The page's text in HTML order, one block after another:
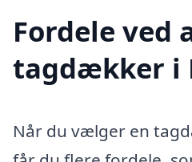
Fordele ved
tagdækker i
Når du vælger en